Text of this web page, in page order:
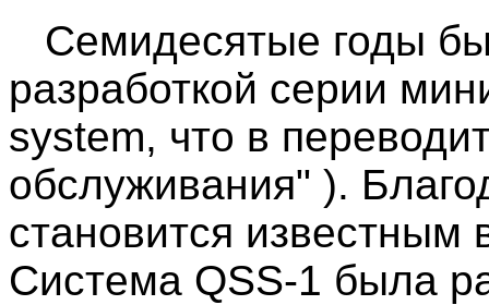
Семидесятые годы
разработкой серии
system, что в
обслуживания" ).
становится
Система QSS-1 была